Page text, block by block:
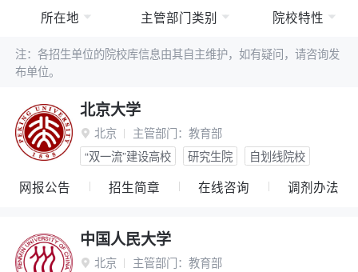
所在地 主管部门类别 院校特性
注：各招生单位的院校库信息由其自主维护，如有疑问，请咨询发
布单位。
北京大学
 北京 主管部门： 教育部
“双一流”建设高校
研究生院 自划线院校
网报公告 招生简章 在线咨询 调剂办法
中国人民大学
 北京 主管部门： 教育部